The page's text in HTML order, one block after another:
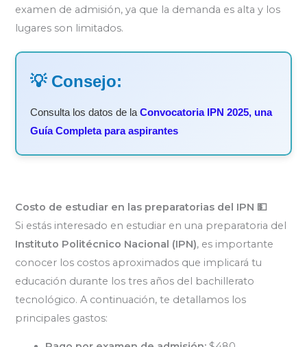
examen de admisión, ya que la demanda es alta y los
lugares son limitados.
💡 Consejo:
Consulta los datos de laConvocatoria IPN 2025, una
Guía Completa para aspirantes
Costo de estudiar en las preparatorias del IPN 💵
Si estás interesado en estudiar en una preparatoria del
Instituto Politécnico Nacional (IPN), es importante
conocer los costos aproximados que implicará tu
educación durante los tres años del bachillerato
tecnológico. A continuación, te detallamos los
principales gastos: